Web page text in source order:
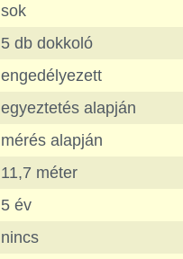
sok
5 db dokkoló
engedélyezett
egyeztetés alapján
mérés alapján
11,7 méter
5 év
nincs